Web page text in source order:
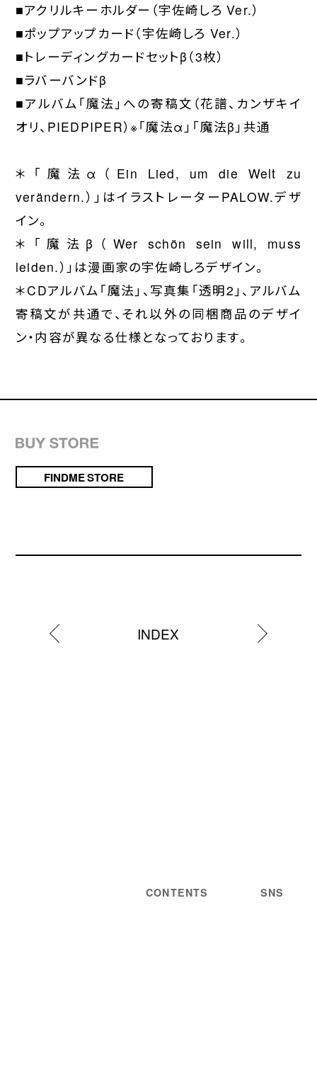
■アクリルキーホルダー（宇佐崎しろ Ver.）
■ポップアップカード（宇佐崎しろ Ver.）
■トレーディングカードセットβ（3枚）
■ラバーバンドβ
■アルバム「魔法」への寄稿文（花譜、カンザキイ
オリ、PIEDPIPER）※「魔法α」「魔法β」共通
＊「魔法α（Ein Lied, um die Welt zu
verändern.）」はイラストレーターPALOW.デザ
イン。
＊「魔法β（Wer schön sein will, muss
leiden.）」は漫画家の宇佐崎しろデザイン。
＊CDアルバム「魔法」、写真集「透明2」、アルバム
寄稿文が共通で、それ以外の同梱商品のデザイ
ン・内容が異なる仕様となっております。
FINDME STORE
INDEX
CONTENTS SNS